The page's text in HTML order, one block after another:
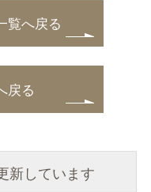
覧へ戻る
戻る
新しています